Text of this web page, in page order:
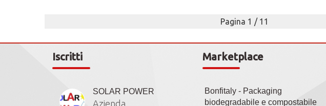
Pagina 1 / 11
Iscritti
SOLAR POWER
Azienda
Marketplace
Bonfitaly - Packaging
biodegradabile e compostabile